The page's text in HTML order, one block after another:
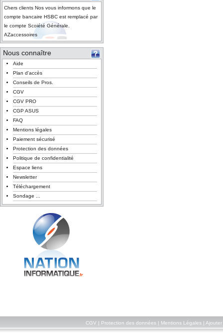
Chers clients Nos vous informons que le
compte bancaire HSBC est remplacé par
le compte Scoiété Générale.
AZaccessoires
Nous connaître
Aide
Plan d'accès
Conseils de Pros.
CGV
CGV PRO
CGP ASUS
FAQ
Mentions légales
Paiement sécurisé
Protection des données
Politique de confidentialité
Espace liens
Newsletter
Téléchargement
Sondage ...
CGV Protection des données| Mentions Légales| Ajouter